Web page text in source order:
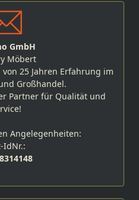
GmbH
Möbert
25 Jahren Erfahrung im
Großhandel.
Partner für Qualität und
Angelegenheiten:
IdNr.: